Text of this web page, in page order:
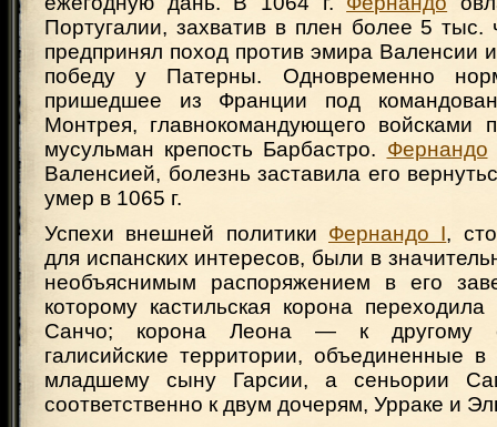
Португалии, захватив в плен более 5 тыс.
предпринял поход против эмира Валенсии
победу у Патерны. Одновременно
пришедшее из Франции под
Монтрея, главнокомандующего войсками
мусульман крепость Барбастро. Фернандо
Валенсией, болезнь заставила его
умер в 1065 г.
Успехи внешней политики Фернандо I,
для испанских интересов, были в
необъяснимым распоряжением в его
которому кастильская корона
Санчо; корона Леона — к
галисийские территории, объединенные
младшему сыну Гарсии, а сеньории
соответственно к двум дочерям, Урраке и